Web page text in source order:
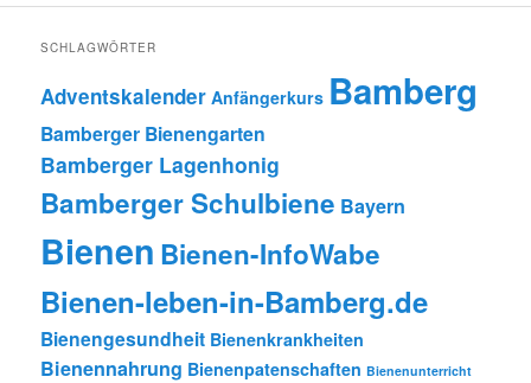
SCHLAGWÖRTER
Adventskalender Anfängerkurs Bamberg
Bamberger Bienengarten
Bamberger Lagenhonig
Bamberger Schulbiene Bayern
Bienen Bienen-InfoWabe
Bienen-leben-in-Bamberg.de
Bienengesundheit Bienenkrankheiten
Bienennahrung Bienenpatenschaften Bienenunterricht